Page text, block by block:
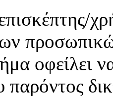
οφείλει
παρόντος